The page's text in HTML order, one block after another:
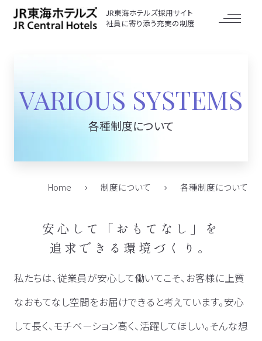
JR東海ホテルズ採用サイト
社員に寄り添う充実の制度
各種制度について
VARIOUS SYSTEMS
Home 制度について 各種制度について
安心して「おもてなし」を
追求できる環境づくり。
私たちは、従業員が安心して働いてこそ、お客様に上質
なおもてなし空間をお届けできると考えています。安心
して長く、モチベーション高く、活躍してほしい。そんな想